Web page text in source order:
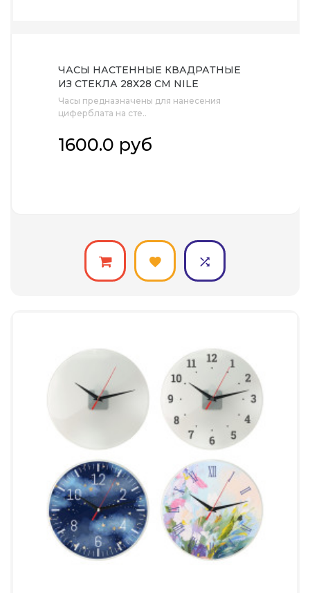
ЧАСЫ НАСТЕННЫЕ КВАДРАТНЫЕ
ИЗ СТЕКЛА 28Х28 СМ NILE
Часы предназначены для нанесения
циферблата на сте..
1600.0 руб